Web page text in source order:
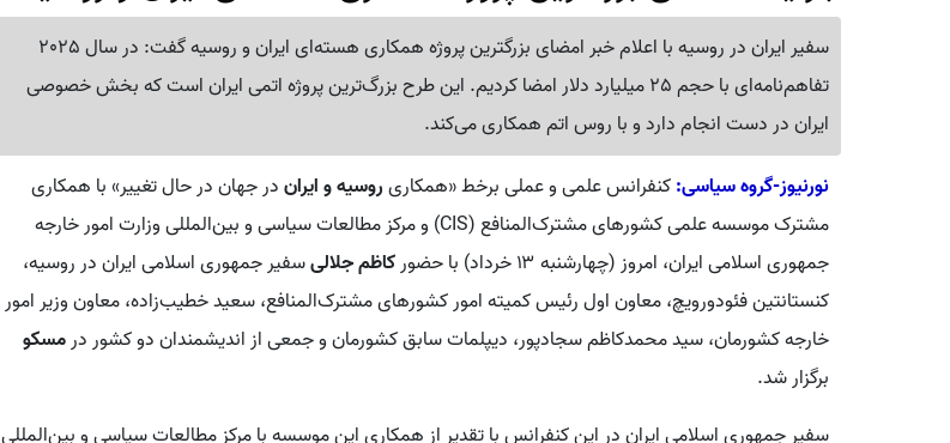
سفیر ایران در روسیه با اعلام خبر امضای بزرگترین پروژه همکاری هسته‌ای ایران و روسیه گفت: در سال 2025
تفاهم‌نامه‌ای با حجم 25 میلیارد دلار امضا کردیم. این طرح بزرگ‌ترین پروژه اتمی ایران است که بخش خصوصی
ایران در دست انجام دارد و با روس اتم همکاری می‌کند.
نورنیوز-گروه سیاسی:کنفرانس علمی و عملی برخط «همکاریروسیه و ایراندر جهان در حال تغییر» با همکاری
مشترک موسسه علمی کشورهای مشترک‌المنافع (CIS) و مرکز مطالعات سیاسی و بین‌المللی وزارت امور خارجه
جمهوری اسلامی ایران، امروز (چهارشنبه ۱۳ خرداد) با حضور
کاظم جلالیسفیر جمهوری اسلامی ایران در روسیه،
کنستانتین فئودورویچ، معاون اول رئیس کمیته امور کشورهای مشترک‌المنافع، سعید خطیب‌زاده، معاون وزیر امور
خارجه کشورمان، سید محمدکاظم سجادپور، دیپلمات سابق کشورمان و جمعی از اندیشمندان دو کشور درمسکو
برگزار شد.
سفیر جمهوری اسلامی ایران در این کنفرانس با تقدیر از همکاری این موسسه با مرکز مطالعات سیاسی و بین‌المللی